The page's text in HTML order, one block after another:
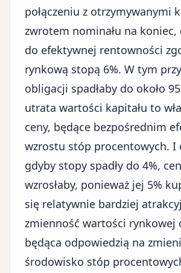
połączeniu z otrzymywanymi
zwrotem nominału na koniec,
do efektywnej rentowności
rynkową stopą 6%. W tym
obligacji spadłaby do około
utrata wartości kapitału to
ceny, będące bezpośrednim
wzrostu stóp procentowych. I
gdyby stopy spadły do 4%,
wzrosłaby, ponieważ jej 5%
się relatywnie bardziej
zmienność wartości rynkowej
będąca odpowiedzią na
środowisko stóp